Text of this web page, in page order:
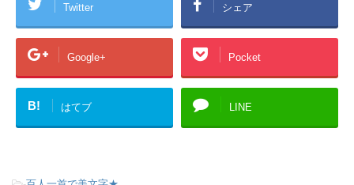
Twitter シェア
Google+ Pocket
B! はてブ LINE